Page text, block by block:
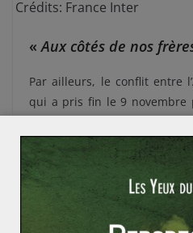
Crédits: France Inter
«Aux côtés de nos
Par ailleurs, le conflit entre
qui a pris fin le 9 novembre
turque. Alliée de longue date
est intervenue
Karabagh. En effet, le pays
des F-16, des instructeurs,
des forces spéciales mais